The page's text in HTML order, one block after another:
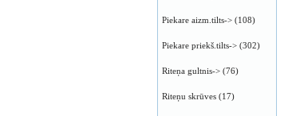
Piekare aizm.tilts-> (108)
Piekare priekš.tilts-> (302)
Riteņa gultnis-> (76)
Riteņu skrūves (17)